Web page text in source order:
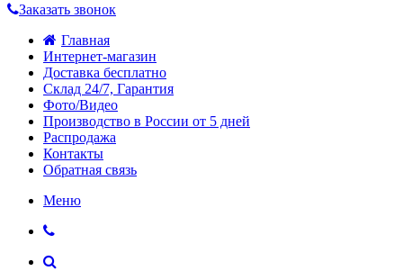
Заказать звонок
Главная
Интернет-магазин
Доставка бесплатно
Склад 24/7, Гарантия
Фото/Видео
Производство в России от 5 дней
Распродажа
Контакты
Обратная связь
Меню